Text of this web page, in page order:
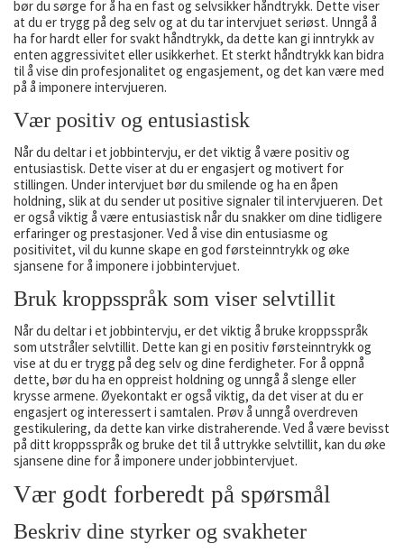
bør du sørge for å ha en fast og selvsikker håndtrykk. Dette viser
at du er trygg på deg selv og at du tar intervjuet seriøst. Unngå å
ha for hardt eller for svakt håndtrykk, da dette kan gi inntrykk av
enten aggressivitet eller usikkerhet. Et sterkt håndtrykk kan bidra
til å vise din profesjonalitet og engasjement, og det kan være med
på å imponere intervjueren.
Vær positiv og entusiastisk
Når du deltar i et jobbintervju, er det viktig å være positiv og
entusiastisk. Dette viser at du er engasjert og motivert for
stillingen. Under intervjuet bør du smilende og ha en åpen
holdning, slik at du sender ut positive signaler til intervjueren. Det
er også viktig å være entusiastisk når du snakker om dine tidligere
erfaringer og prestasjoner. Ved å vise din entusiasme og
positivitet, vil du kunne skape en god førsteinntrykk og øke
sjansene for å imponere i jobbintervjuet.
Bruk kroppsspråk som viser selvtillit
Når du deltar i et jobbintervju, er det viktig å bruke kroppsspråk
som utstråler selvtillit. Dette kan gi en positiv førsteinntrykk og
vise at du er trygg på deg selv og dine ferdigheter. For å oppnå
dette, bør du ha en oppreist holdning og unngå å slenge eller
krysse armene. Øyekontakt er også viktig, da det viser at du er
engasjert og interessert i samtalen. Prøv å unngå overdreven
gestikulering, da dette kan virke distraherende. Ved å være bevisst
på ditt kroppsspråk og bruke det til å uttrykke selvtillit, kan du øke
sjansene dine for å imponere under jobbintervjuet.
Vær godt forberedt på spørsmål
Beskriv dine styrker og svakheter